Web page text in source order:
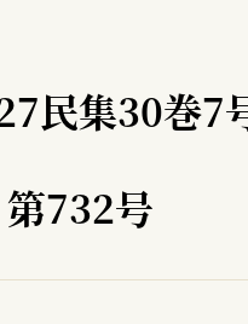
民集30巻7
732号